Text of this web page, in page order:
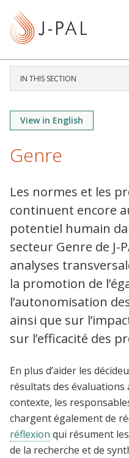
IN THIS SECTION
View in English
Genre
Les normes et les
continuent encore
potentiel humain
secteur Genre de J-
analyses
la promotion de
l’autonomisation
ainsi que sur
sur l’efficacité des
En plus d’aider les
résultats des
contexte, les
chargent également de
réflexion qui résument
de la recherche et de